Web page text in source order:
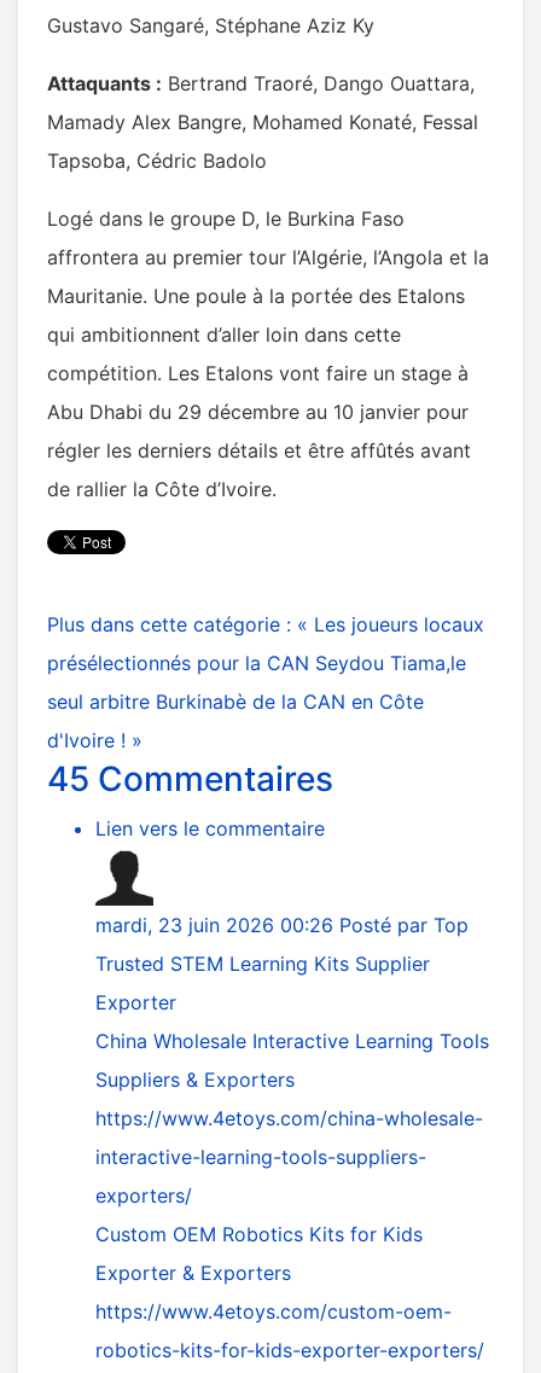
Gustavo Sangaré, Stéphane Aziz Ky
Attaquants : Bertrand Traoré, Dango Ouattara,
Mamady Alex Bangre, Mohamed Konaté, Fessal
Tapsoba, Cédric Badolo
Logé dans le groupe D, le Burkina Faso
affrontera au premier tour l’Algérie, l’Angola et la
Mauritanie. Une poule à la portée des Etalons
qui ambitionnent d’aller loin dans cette
compétition. Les Etalons vont faire un stage à
Abu Dhabi du 29 décembre au 10 janvier pour
régler les derniers détails et être affûtés avant
de rallier la Côte d’Ivoire.
Plus dans cette catégorie : « Les joueurs locaux
présélectionnés pour la CAN Seydou Tiama,le
seul arbitre Burkinabè de la CAN en Côte
d'Ivoire ! »
45 Commentaires
Lien vers le commentaire
mardi, 23 juin 2026 00:26 Posté par Top
Trusted STEM Learning Kits Supplier
Exporter
China Wholesale Interactive Learning Tools
Suppliers & Exporters
https://www.4etoys.com/china-wholesale-
interactive-learning-tools-suppliers-
exporters/
Custom OEM Robotics Kits for Kids
Exporter & Exporters
https://www.4etoys.com/custom-oem-
robotics-kits-for-kids-exporter-exporters/